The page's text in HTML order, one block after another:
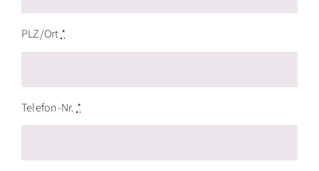
PLZ/Ort*
Telefon-Nr.*